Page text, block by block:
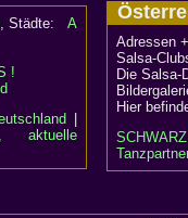
, Städte: A
!
aktuelle
Adressen
Salsa-
Die
Hier